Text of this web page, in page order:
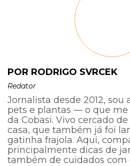
POR RODRIGO SVRCEK
Redator
Jornalista desde 2012, sou
pets e plantas — o que
da Cobasi. Vivo cercado
casa, que também já foi
gatinha frajola. Aqui,
principalmente dicas de
também de cuidados com